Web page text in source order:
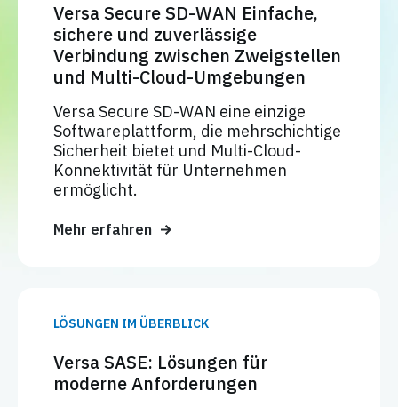
Versa Secure SD-WAN Einfache,
sichere und zuverlässige
Verbindung zwischen Zweigstellen
und Multi-Cloud-Umgebungen
Versa Secure SD-WAN eine einzige
Softwareplattform, die mehrschichtige
Sicherheit bietet und Multi-Cloud-
Konnektivität für Unternehmen
ermöglicht.
Mehr erfahren
LÖSUNGEN IM ÜBERBLICK
Versa SASE: Lösungen für
moderne Anforderungen